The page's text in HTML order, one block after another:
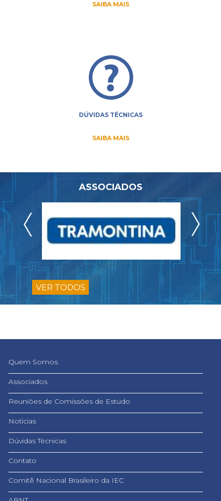
SAIBA MAIS
DÚVIDAS TÉCNICAS
SAIBA MAIS
ASSOCIADOS
VER TODOS
Quem Somos
Associados
Reuniões de Comissões de Estudo
Notícias
Dúvidas Técnicas
Contato
Comitê Nacional Brasileiro da IEC